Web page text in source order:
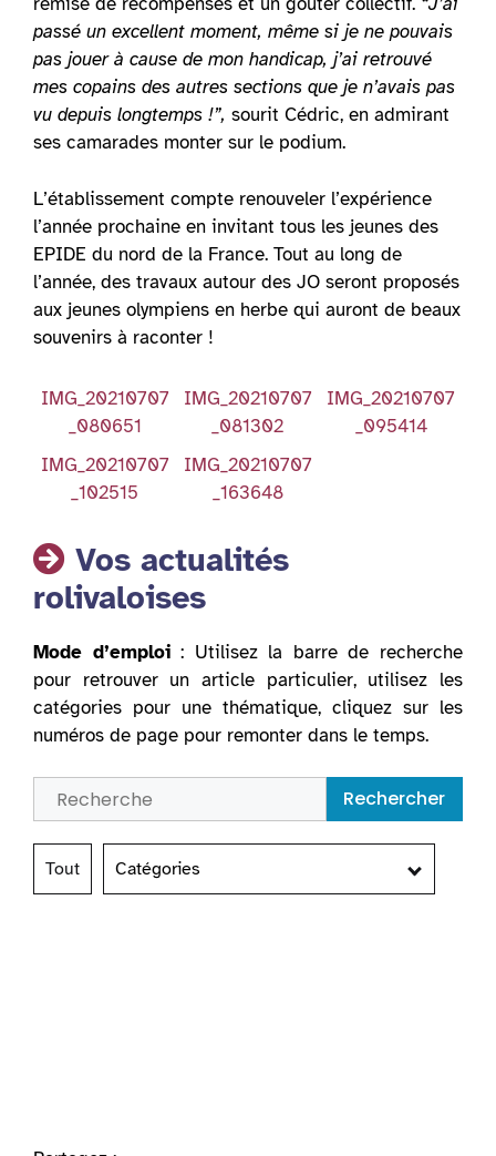
passé un excellent moment, même si je ne pouvais
pas jouer à cause de mon handicap, j’ai retrouvé
mes copains des autres sections que je n’avais pas
vu depuis longtemps !”, sourit Cédric, en admirant
ses camarades monter sur le podium.
L’établissement compte renouveler l’expérience
l’année prochaine en invitant tous les jeunes des
EPIDE du nord de la France. Tout au long de
l’année, des travaux autour des JO seront proposés
aux jeunes olympiens en herbe qui auront de beaux
souvenirs à raconter !
IMG_20210707
_080651
IMG_20210707
_081302
IMG_20210707
_095414
IMG_20210707
_102515
IMG_20210707
_163648
Vos actualités
rolivaloises
Mode d’emploi: Utilisez la barre de recherche
pour retrouver un article particulier, utilisez les
catégories pour une thématique, cliquez sur les
numéros de page pour remonter dans le temps.
Rechercher
Tout Catégories